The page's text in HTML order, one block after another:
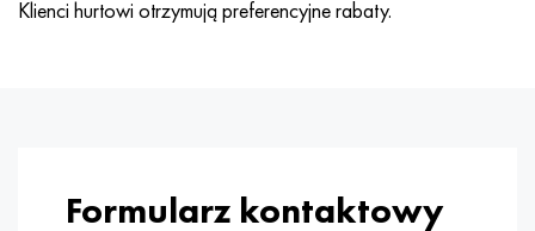
Klienci hurtowi otrzymują preferencyjne rabaty.
Formularz kontaktowy
Hastelloy b2
38HN3MFA, 35nicrmov12-5